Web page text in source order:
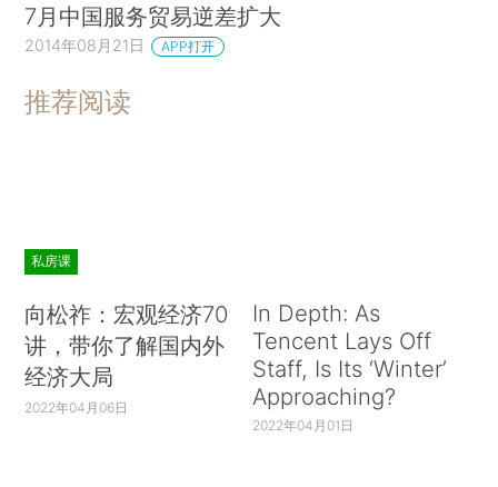
7月中国服务贸易逆差扩大
2014年08月21日 APP打开
推荐阅读
私房课
向松祚：宏观经济70
讲，带你了解国内外
经济大局
2022年04月06日
In Depth: As
Tencent Lays Off
Staff, Is Its ‘Winter’
Approaching?
2022年04月01日